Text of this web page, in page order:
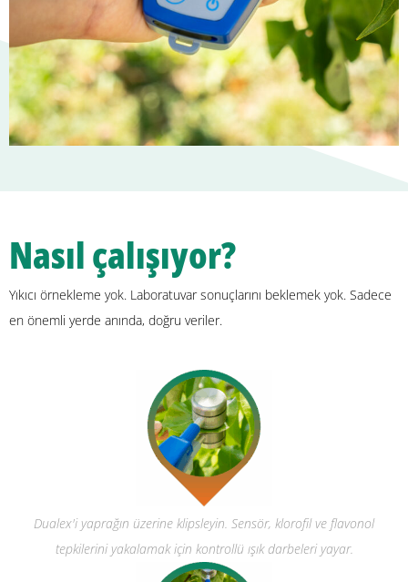
Nasıl çalışıyor?
Yıkıcı örnekleme yok. Laboratuvar sonuçlarını beklemek yok. Sadece
en önemli yerde anında, doğru veriler.
Dualex'i yaprağın üzerine klipsleyin. Sensör, klorofil ve flavonol
tepkilerini yakalamak için kontrollü ışık darbeleri yayar.